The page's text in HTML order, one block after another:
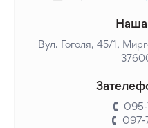
Наша
Вул. Гоголя, 45/1,